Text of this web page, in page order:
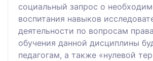
социальный запрос о
воспитания навыков
деятельности по вопросам
обучения данной дисциплины
педагогам, а также «нулевой